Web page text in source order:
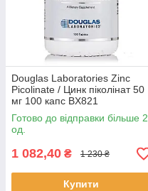
Douglas Laboratories Zinc
Picolinate / Цинк піколінат 50
мг 100 капс BX821
Готово до відправки більше 2
од.
1 082,40 ₴ 1 230 ₴
Купити